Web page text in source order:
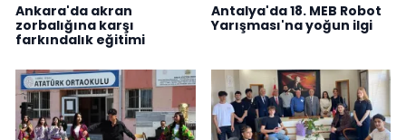
Ankara'da akran
zorbalığına karşı
farkındalık eğitimi
Antalya'da 18. MEB Robot
Yarışması'na yoğun ilgi